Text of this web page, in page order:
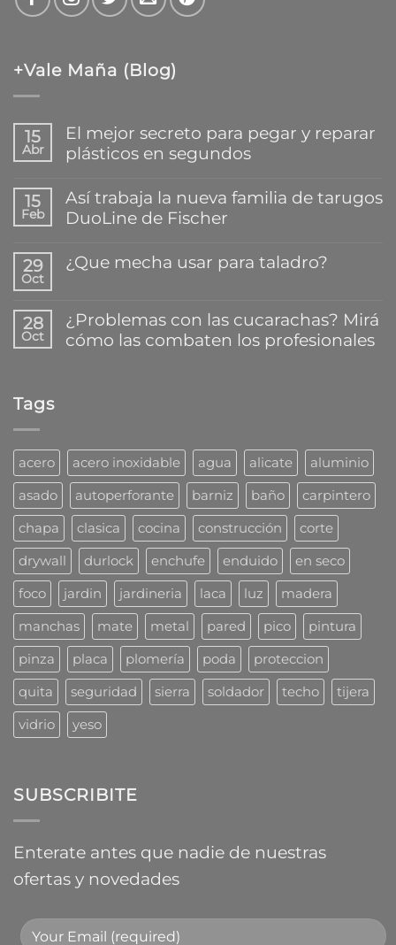
+Vale Maña (Blog)
15
Abr
El mejor secreto para pegar y reparar
plásticos en segundos
hay
comentarios
en
secreto
para
reparar
plásticos
en
15
Feb
Así trabaja la nueva familia de tarugos
DuoLine de Fischer
hay
comentarios
la
nueva
29
Oct
¿Que mecha usar para taladro?
comentarios
en
¿Que
28
Oct
¿Problemas con las cucarachas? Mirá
cómo las combaten los profesionales
cucarachas?
Mirá
cómo
las
combaten
los
profesionales
Tags
acero acero inoxidable agua alicate
aluminio
asado
autoperforante barniz baño
carpintero
chapa
clasica cocina construcción
corte
drywall
durlock enchufe enduido
en seco
foco
jardin jardineria laca luz
madera
manchas
mate metal pared pico
pintura
pinza
placa plomería poda
proteccion
quita
seguridad sierra soldador techo
tijera
vidrio
yeso
SUBSCRIBITE
Enterate antes que nadie de nuestras
ofertas y novedades